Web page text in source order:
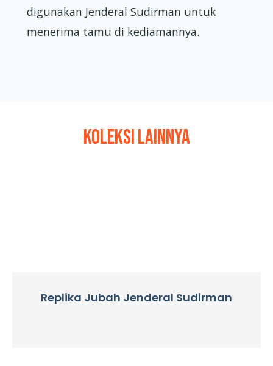
digunakan Jenderal Sudirman untuk
menerima tamu di kediamannya.
KOLEKSI LAINNYA
Replika Jubah Jenderal Sudirman